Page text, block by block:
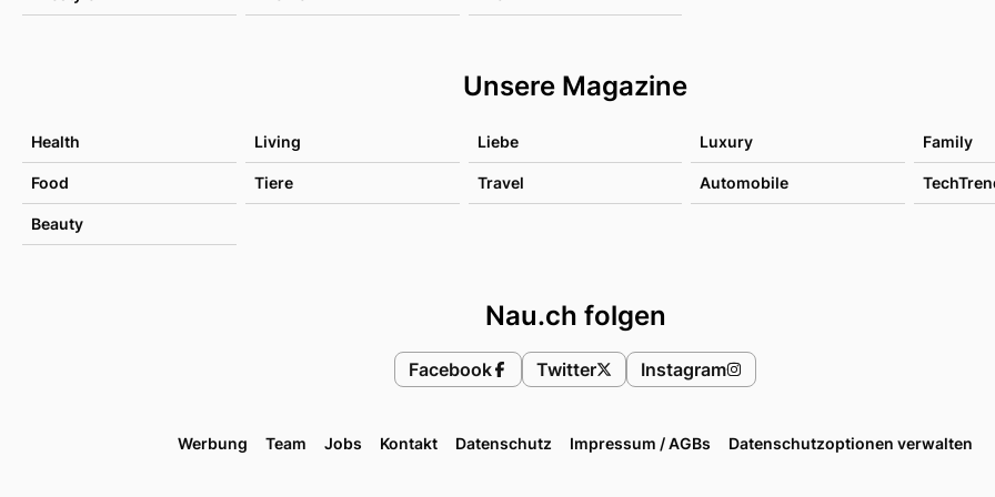
Unsere Magazine
Health Living Liebe Luxury Family
Food Tiere Travel Automobile
Beauty
Nau.ch folgen
Facebook Twitter Instagram
Werbung Team Jobs Kontakt Datenschutz Impressum / AGBs Datenschutzoptionen verwalten